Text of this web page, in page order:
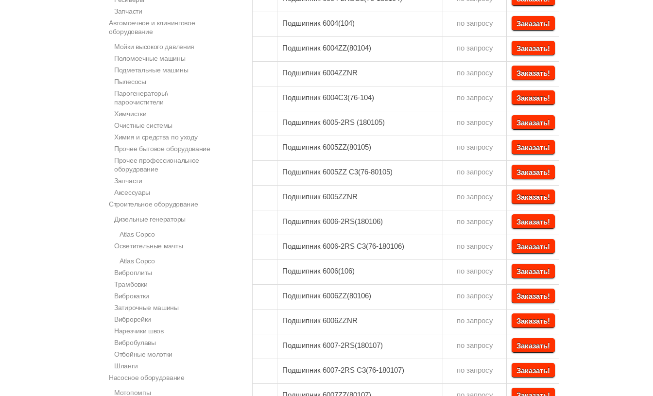
Подшипник 6004(104) по запросу Заказать!
Подшипник 6004ZZ(80104) по запросу Заказать!
Подшипник 6004ZZNR по запросу Заказать!
Подшипник 6004С3(76-104) по запросу Заказать!
Подшипник 6005-2RS (180105) по запросу Заказать!
Подшипник 6005ZZ(80105) по запросу Заказать!
Подшипник 6005ZZ C3(76-80105) по запросу Заказать!
Подшипник 6005ZZNR по запросу Заказать!
Подшипник 6006-2RS(180106) по запросу Заказать!
Подшипник 6006-2RS C3(76-180106) по запросу Заказать!
Подшипник 6006(106) по запросу Заказать!
Подшипник 6006ZZ(80106) по запросу Заказать!
Подшипник 6006ZZNR по запросу Заказать!
Подшипник 6007-2RS(180107) по запросу Заказать!
Подшипник 6007-2RS C3(76-180107) по запросу Заказать!
Запчасти
Автомоечное и клининговое
оборудование
Мойки высокого давления
Поломоечные машины
Подметальные машины
Пылесосы
Парогенераторы\
пароочистители
Химчистки
Очистные системы
Химия и средства по уходу
Прочее бытовое оборудование
Прочее профессиональное
оборудование
Запчасти
Аксессуары
Строительное оборудование
Дизельные генераторы
Atlas Copco
Осветительные мачты
Atlas Copco
Виброплиты
Трамбовки
Виброкатки
Затирочные машины
Виброрейки
Нарезчики швов
Вибробулавы
Отбойные молотки
Шланги
Насосное оборудование
Мотопомпы